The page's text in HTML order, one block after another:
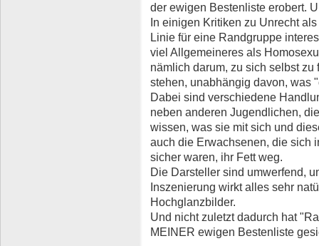
der ewigen Bestenliste erobert.
In einigen Kritiken zu Unrecht
Linie für eine Randgruppe
viel Allgemeineres als
nämlich darum, zu sich selbst
stehen, unabhängig davon, was
Dabei sind verschiedene
neben anderen Jugendlichen,
wissen, was sie mit sich und
auch die Erwachsenen, die sich
sicher waren, ihr Fett weg.
Die Darsteller sind umwerfend,
Inszenierung wirkt alles sehr
Hochglanzbilder.
Und nicht zuletzt dadurch hat
MEINER ewigen Bestenliste